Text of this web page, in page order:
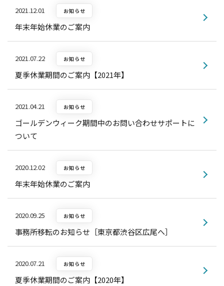
2021.12.01 お知らせ
年末年始休業のご案内
2021.07.22 お知らせ
夏季休業期間のご案内【2021年】
2021.04.21 お知らせ
ゴールデンウィーク期間中のお問い合わせサポートに
ついて
2020.12.02 お知らせ
年末年始休業のご案内
2020.09.25 お知らせ
事務所移転のお知らせ［東京都渋谷区広尾へ］
2020.07.21 お知らせ
夏季休業期間のご案内【2020年】